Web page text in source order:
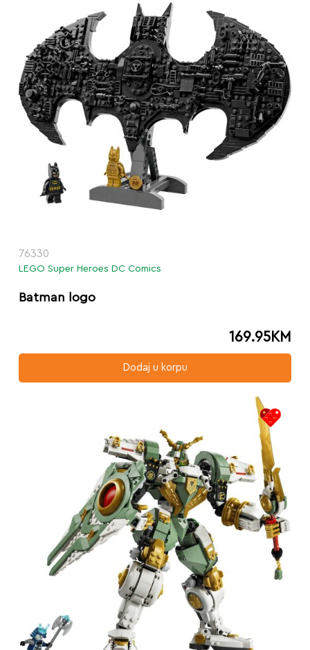
76330
LEGO Super Heroes DC Comics
Batman logo
169.95KM
Dodaj u korpu